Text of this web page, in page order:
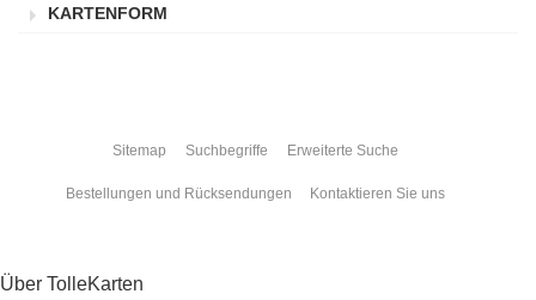
KARTENFORM
Sitemap Suchbegriffe Erweiterte Suche
Bestellungen und Rücksendungen Kontaktieren Sie uns
Über TolleKarten